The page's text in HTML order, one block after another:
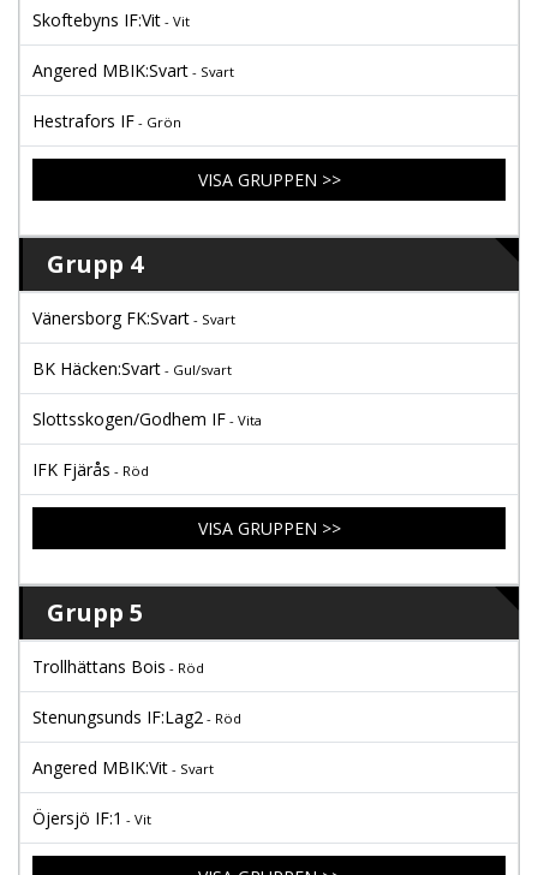
Skoftebyns IF:Vit - Vit
Angered MBIK:Svart - Svart
Hestrafors IF - Grön
VISA GRUPPEN >>
Grupp 4
Vänersborg FK:Svart - Svart
BK Häcken:Svart - Gul/svart
Slottsskogen/Godhem IF - Vita
IFK Fjärås - Röd
VISA GRUPPEN >>
Grupp 5
Trollhättans Bois - Röd
Stenungsunds IF:Lag2 - Röd
Angered MBIK:Vit - Svart
Öjersjö IF:1 - Vit